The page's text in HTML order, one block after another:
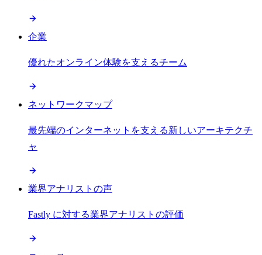
企業
優れたオンライン体験を支えるチーム
ネットワークマップ
最先端のインターネットを支える新しいアーキテクチ
ャ
業界アナリストの声
Fastly に対する業界アナリストの評価